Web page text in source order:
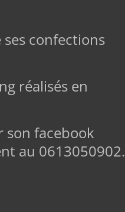
confections
réalisés en
son facebook
au 0613050902.